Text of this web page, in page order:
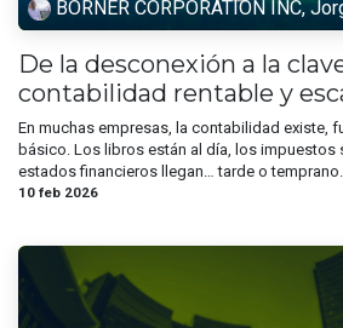
BORNER CORPORATION INC,
De la desconexión a la
contabilidad rentable y
En muchas empresas, la contabilidad existe,
básico. Los libros están al día, los impuestos
estados financieros llegan… tarde o temprano.
10 feb 2026